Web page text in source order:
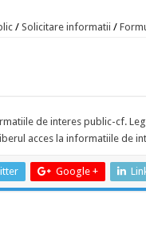
/ Solicitare informatii /
de interes public-cf.
acces la informatiile de
Google +